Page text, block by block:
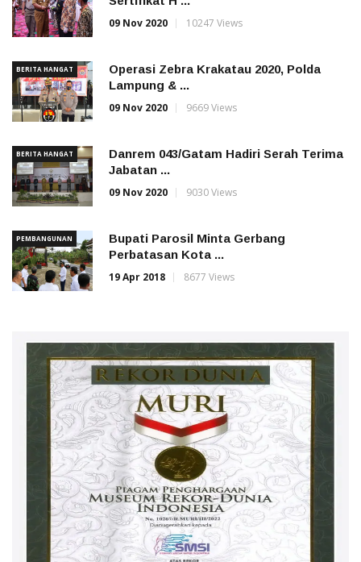
09 Nov 2020
10247 Views
BERITA HANGAT
Operasi Zebra Krakatau 2020, Polda
Lampung & ...
09 Nov 2020
9669 Views
BERITA HANGAT
Danrem 043/Gatam Hadiri Serah Terima
Jabatan ...
09 Nov 2020
9030 Views
PEMBANGUNAN
Bupati Parosil Minta Gerbang
Perbatasan Kota ...
19 Apr 2018
8677 Views